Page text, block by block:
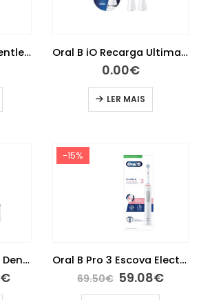
Oral B iO Recarga Gentle Care 2unid Oral B iO Recarga Ultimate Clean x2
0.00€
LER MAIS
Oral B Lab iO Escova Dentaria Eletrica+Recargas X2
€
-15%
Oral B Pro 3 Escova Electrica Cuidado Gengivas
69.50€ 59.08€